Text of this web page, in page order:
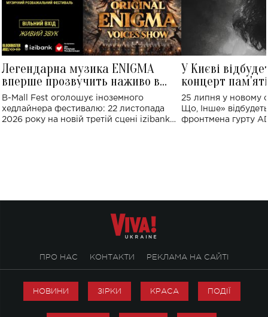
Легендарна музика ENIGMA
вперше прозвучить наживо в
Україні: де відбудеться концерт
B-Mall Fest оголошує іноземного
хедлайнера фестивалю: 22 листопада
2026 року на новій третій сцені izibank
У Києві
концерт
Клименка:
виконають
25 липня у новому
Що, Інше»
фронтмена гурту
ПРО НАС КОНТАКТИ РЕКЛАМА НА САЙТІ
НОВИНИ ЗІРКИ КРАСА ПОДІЇ